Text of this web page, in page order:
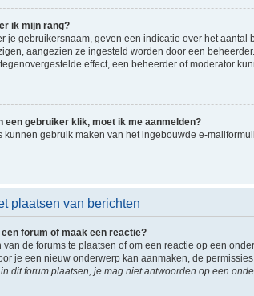
ik mijn rang?
je gebruikersnaam, geven een indicatie over het
aangezien ze ingesteld worden door een
effect, een beheerder of moderator
een gebruiker klik, moet ik me aanmelden?
gebruik maken van het ingebouwde e-
plaatsen van berichten
forum of maak een reactie?
de forums te plaatsen of om een reactie op een
je een nieuw onderwerp kan aanmaken, de
dit forum plaatsen, je mag niet antwoorden op een